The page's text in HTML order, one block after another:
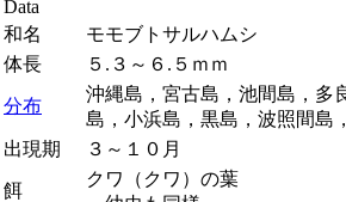
Data
和名
モモブトサルハムシ
体長
５.３～６.５ｍｍ
分布
沖縄島，宮古島，池間島，多
島，小浜島，黒島，波照間島
出現期
３～１０月
餌
クワ（クワ）の葉